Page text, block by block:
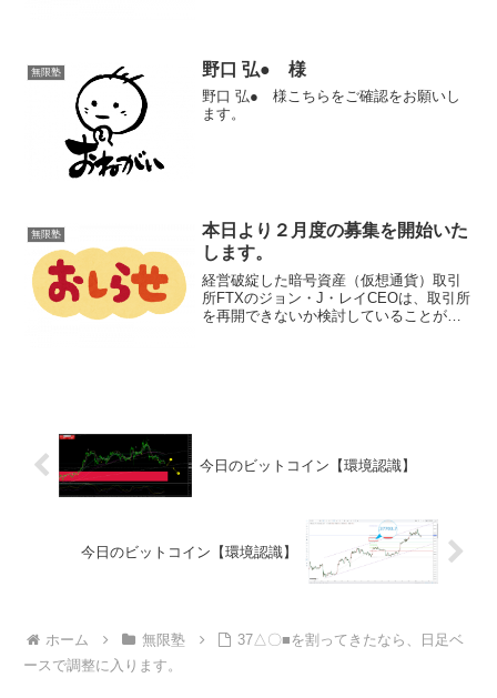
方は、2...
無限塾 野口 弘● 様
野口 弘● 様こちらをご確認をお願いし
ます。
無限塾
本日より２月度の募集を開始いた
します。
経営破綻した暗号資産（仮想通貨）取引
所FTXのジョン・J・レイCEOは、取引所
を再開できないか検討していることがわ
今日のビットコイン【環境認識】
今日のビットコイン【環境認識】
ホーム 無限塾
37△〇■を割ってきたなら、日足ベ
ースで調整に入ります。